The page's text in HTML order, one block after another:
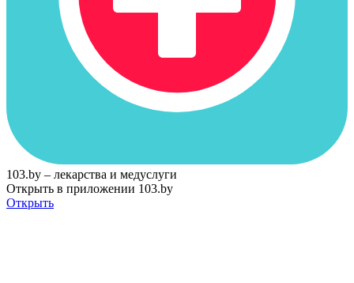
103.by – лекарства и медуслуги
Открыть в приложении 103.by
Открыть